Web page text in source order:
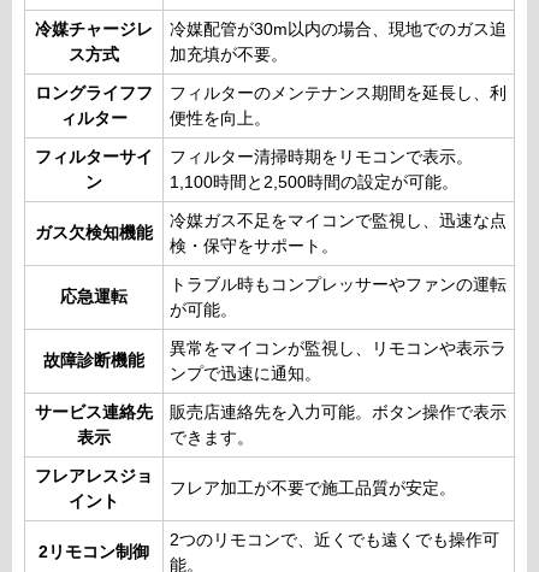
冷媒チャージレ
ス方式
冷媒配管が30m以内の場合、現地でのガス追
加充填が不要。
ロングライフフ
ィルター
フィルターのメンテナンス期間を延長し、利
便性を向上。
フィルターサイ
ン
フィルター清掃時期をリモコンで表示。
1,100時間と2,500時間の設定が可能。
ガス欠検知機能
冷媒ガス不足をマイコンで監視し、迅速な点
検・保守をサポート。
応急運転
トラブル時もコンプレッサーやファンの運転
が可能。
故障診断機能
異常をマイコンが監視し、リモコンや表示ラ
ンプで迅速に通知。
サービス連絡先
表示
販売店連絡先を入力可能。ボタン操作で表示
できます。
フレアレスジョ
イント
フレア加工が不要で施工品質が安定。
2リモコン制御
2つのリモコンで、近くでも遠くでも操作可
能。